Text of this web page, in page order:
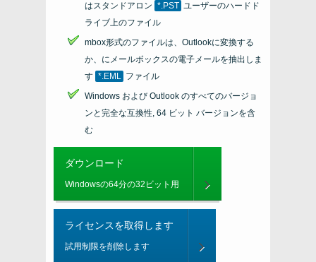
はスタンドアロン *.PST ユーザーのハードド
ライブ上のファイル
mbox形式のファイルは、Outlookに変換する
か、にメールボックスの電子メールを抽出しま
す *.EML ファイル
Windows および Outlook のすべてのバージョ
ンと完全な互換性, 64 ビット バージョンを含
む
ダウンロード
Windowsの64分の32ビット用
ライセンスを取得します
試用制限を削除します